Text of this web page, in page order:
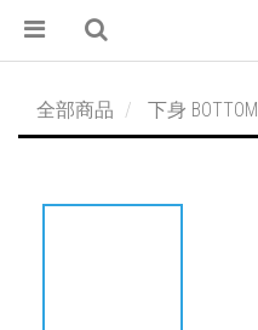
全部商品 下身 BOTTOM